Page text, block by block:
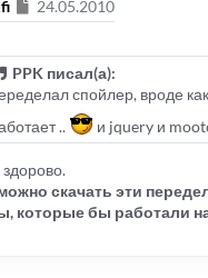
Сообщение
24.05.2010
PPK писал(а):
спойлер, вроде
..
и jquery и
здорово.
скачать эти
которые бы работали